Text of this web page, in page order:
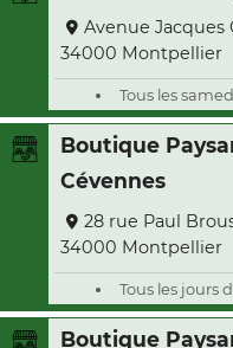
Avenue Jacques
34000 Montpellier
Tous les
Boutique
Cévennes
28 rue Paul
34000 Montpellier
Tous les jours
Boutique